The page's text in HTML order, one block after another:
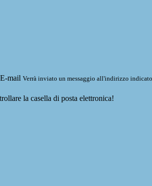
E-mail Verrà inviato un messaggio all'indirizzo
la casella di posta elettronica!